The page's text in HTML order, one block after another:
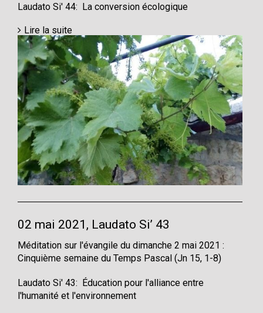
Laudato Si' 44: La conversion écologique
Lire la suite
02 mai 2021, Laudato Si’ 43
Méditation sur l'évangile du dimanche 2 mai 2021 :
Cinquième semaine du Temps Pascal (Jn 15, 1-8)
Laudato Si' 43: Éducation pour l'alliance entre
l'humanité et l'environnement